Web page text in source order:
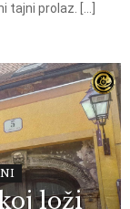
tajni prolaz. […]
loži